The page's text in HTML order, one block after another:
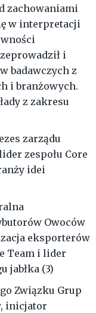
zachowaniami
w interpretacji
i
badawczych z
i branżowych.
z zakresu
zarządu
zespołu Core
idei
Owoców
eksporterów
Team i lider
jabłka (3)
Związku Grup
inicjator